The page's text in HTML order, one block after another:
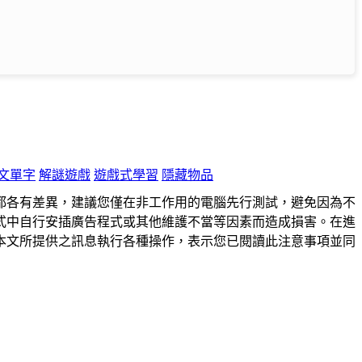
單字 解謎遊戲 遊戲式學習 隱藏物品
有差異，建議您僅在非工作用的電腦先行測試，避免因為不
自行安插廣告程式或其他維護不當等因素而造成損害。在進
所提供之訊息執行各種操作，表示您已閱讀此注意事項並同